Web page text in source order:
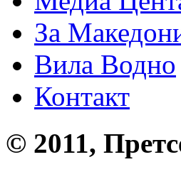
За
Вила Водно
Контакт
© 2011,